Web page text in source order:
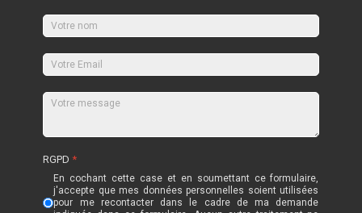
RGPD*
En cochant cette case et en soumettant ce formulaire,
j'accepte que mes données personnelles soient utilisées
pour me recontacter dans le cadre de ma demande